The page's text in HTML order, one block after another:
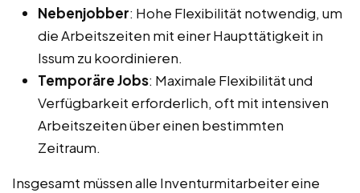
Nebenjobber: Hohe Flexibilität notwendig, um
die Arbeitszeiten mit einer Haupttätigkeit in
Issum zu koordinieren.
Temporäre Jobs: Maximale Flexibilität und
Verfügbarkeit erforderlich, oft mit intensiven
Arbeitszeiten über einen bestimmten
Zeitraum.
Insgesamt müssen alle Inventurmitarbeiter eine